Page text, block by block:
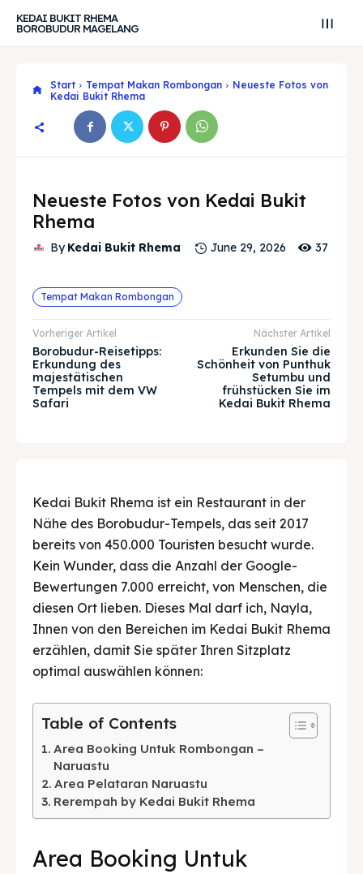
Search
Search
Explore our destinations
Tempat Makan Keluarga
Tempat Makan Rombongan
Katering Magelang
Nasi Box
Suche
Explore our destinations
Tempat Makan Keluarga
Tempat Makan Rombongan
Katering Magelang
Nasi Box
Suche
BAHASA / LANGUAGE
Nederlands
日本語
KEDAI BUKIT RHEMA
BOROBUDUR MAGELANG
Start Tempat Makan Rombongan
Neueste Fotos von
Kedai Bukit Rhema
Neueste Fotos von Kedai Bukit
Rhema
By Kedai Bukit Rhema June 29, 2026 37
Tempat Makan Rombongan
Vorheriger Artikel
Borobudur-Reisetipps:
Erkundung des
majestätischen
Tempels mit dem VW
Safari
Nächster Artikel
Erkunden Sie die
Schönheit von Punthuk
Setumbu und
frühstücken Sie im
Kedai Bukit Rhema
Kedai Bukit Rhema ist ein Restaurant in der
Nähe des Borobudur-Tempels, das seit 2017
bereits von 450.000 Touristen besucht wurde.
Kein Wunder, dass die Anzahl der Google-
Bewertungen 7.000 erreicht, von Menschen, die
diesen Ort lieben. Dieses Mal darf ich, Nayla,
Ihnen von den Bereichen im Kedai Bukit Rhema
erzählen, damit Sie später Ihren Sitzplatz
optimal auswählen können:
Table of Contents
Area Booking Untuk Rombongan –
Naruastu
Area Pelataran Naruastu
Rerempah by Kedai Bukit Rhema
Area Booking Untuk